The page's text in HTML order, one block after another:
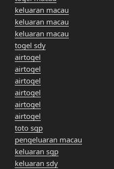
keluaran macau
keluaran macau
keluaran macau
togel sdy
airtogel
airtogel
airtogel
airtogel
airtogel
airtogel
toto sgp
pengeluaran macau
keluaran sgp
keluaran sdy